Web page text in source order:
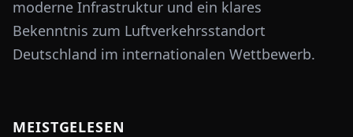
moderne Infrastruktur und ein klares
Bekenntnis zum Luftverkehrsstandort
Deutschland im internationalen Wettbewerb.
MEISTGELESEN